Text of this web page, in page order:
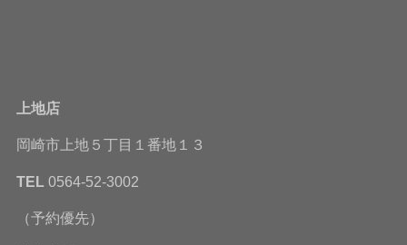
上地店
岡崎市上地５丁目１番地１３
TEL 0564-52-3002
（予約優先）